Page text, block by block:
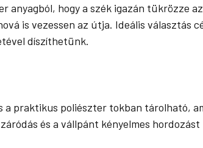
anyagból, hogy a szék igazán tükrözze
is vezessen az útja. Ideális választás
díszíthetünk.
a praktikus poliészter tokban tárolható,
és a vállpánt kényelmes